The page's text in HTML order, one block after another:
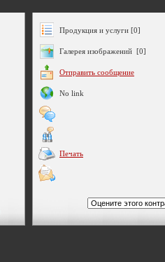
Продукция и услуги [0]
Галерея изображений [0]
Отправить сообщение
No link
Печать